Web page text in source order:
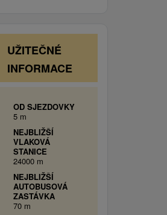
UŽITEČNÉ
INFORMACE
OD SJEZDOVKY
5 m
NEJBLIŽŠÍ
VLAKOVÁ
STANICE
24000 m
NEJBLIŽŠÍ
AUTOBUSOVÁ
ZASTÁVKA
70 m